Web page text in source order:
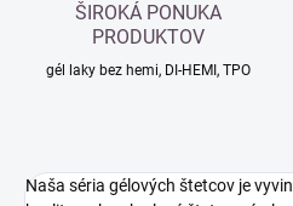
ŠIROKÁ PONUKA
PRODUKTOV
gél laky bez hemi, DI-HEMI, TPO
Naša séria gélových štetcov je